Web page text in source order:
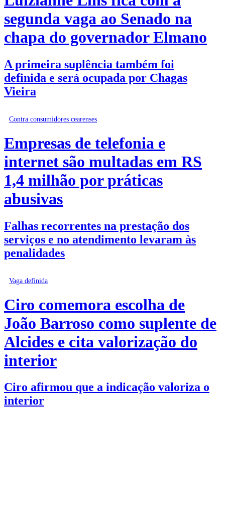
segunda vaga ao Senado na
chapa do governador Elmano
A primeira suplência também foi
definida e será ocupada por Chagas
Vieira
Contra consumidores cearenses
Empresas de telefonia e
internet são multadas em RS
1,4 milhão por práticas
abusivas
Falhas recorrentes na prestação dos
serviços e no atendimento levaram às
penalidades
Vaga definida
Ciro comemora escolha de
João Barroso como suplente de
Alcides e cita valorização do
interior
Ciro afirmou que a indicação valoriza o
interior